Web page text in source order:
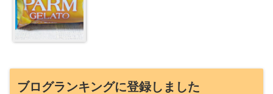
ブログランキングに登録しました